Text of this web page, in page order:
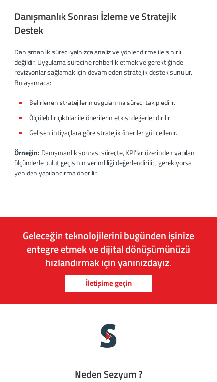
Danışmanlık Sonrası İzleme ve Stratejik
Destek
Danışmanlık süreci yalnızca analiz ve yönlendirme ile sınırlı
değildir. Uygulama sürecine rehberlik etmek ve gerektiğinde
revizyonlar sağlamak için devam eden stratejik destek sunulur.
Bu aşamada:
Belirlenen stratejilerin uygulanma süreci takip edilir.
Ölçülebilir çıktılar ile önerilerin etkisi değerlendirilir.
Gelişen ihtiyaçlara göre stratejik öneriler güncellenir.
Örneğin: Danışmanlık sonrası süreçte, KPI’lar üzerinden yapılan
ölçümlerle bulut geçişinin verimliliği değerlendirilip, gerekiyorsa
yeniden yapılandırma önerilir.
Geleceğin teknolojilerini bugünden işinize
entegre etmek ve dijital dönüşümünüzü
hızlandırmak için yanınızdayız.
İletişime geçin
Neden Sezyum ?